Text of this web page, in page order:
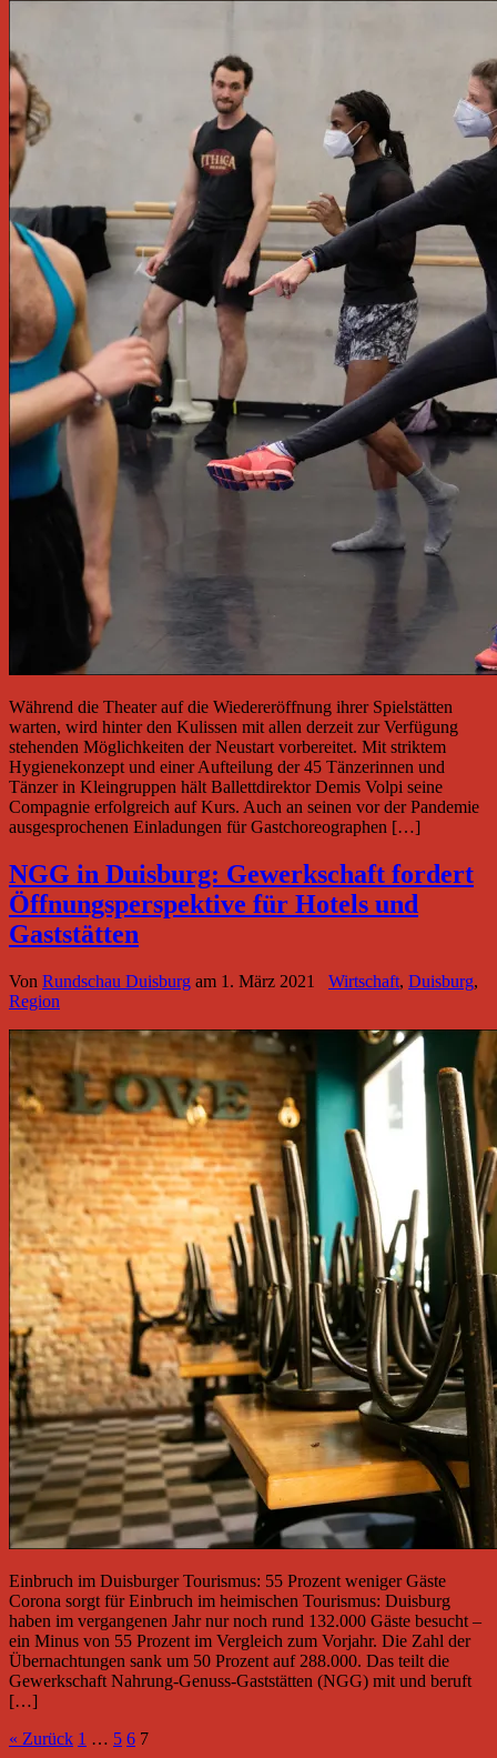
Während die Theater auf die Wiedereröffnung ihrer Spielstätten
warten, wird hinter den Kulissen mit allen derzeit zur Verfügung
stehenden Möglichkeiten der Neustart vorbereitet. Mit striktem
Hygienekonzept und einer Aufteilung der 45 Tänzerinnen und
Tänzer in Kleingruppen hält Ballettdirektor Demis Volpi seine
Compagnie erfolgreich auf Kurs. Auch an seinen vor der Pandemie
ausgesprochenen Einladungen für Gastchoreographen […]
NGG in Duisburg: Gewerkschaft fordert
Öffnungsperspektive für Hotels und
Gaststätten
Von Rundschau Duisburg am 1. März 2021 Wirtschaft, Duisburg,
Region
Einbruch im Duisburger Tourismus: 55 Prozent weniger Gäste
Corona sorgt für Einbruch im heimischen Tourismus: Duisburg
haben im vergangenen Jahr nur noch rund 132.000 Gäste besucht –
ein Minus von 55 Prozent im Vergleich zum Vorjahr. Die Zahl der
Übernachtungen sank um 50 Prozent auf 288.000. Das teilt die
Gewerkschaft Nahrung-Genuss-Gaststätten (NGG) mit und beruft
[…]
« Zurück 1 … 5 6 7